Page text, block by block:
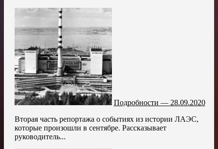
Подробности — 28.09.2020
Вторая часть репортажа о событиях из истории ЛАЭС,
которые произошли в сентябре. Рассказывает
руководитель...